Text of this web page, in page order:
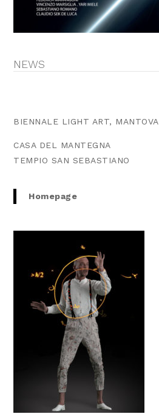
NEWS
BIENNALE LIGHT ART, MANTOVA
CASA DEL MANTEGNA
TEMPIO SAN SEBASTIANO
Homepage